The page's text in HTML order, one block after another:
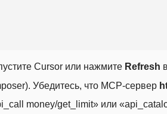
Cursor или нажмите Refresh
Убедитесь, что MCP-сервер
money/get_limit» или